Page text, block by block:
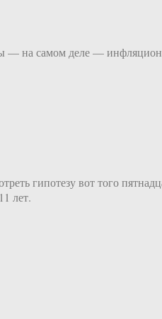
— на самом деле —
гипотезу вот того
лет.